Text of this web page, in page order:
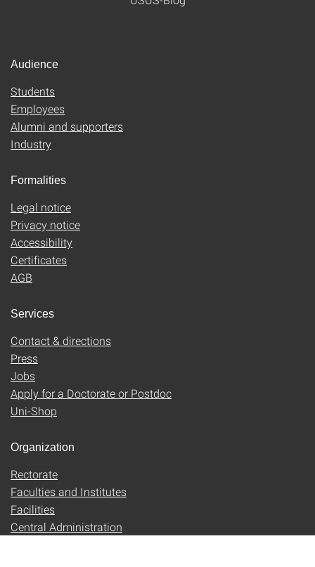
Audience
Students
Employees
Alumni and supporters
Industry
Formalities
Legal notice
Privacy notice
Accessibility
Certificates
AGB
Services
Contact & directions
Press
Jobs
Apply for a Doctorate or Postdoc
Uni-Shop
Organization
Rectorate
Faculties and Institutes
Facilities
Central Administration